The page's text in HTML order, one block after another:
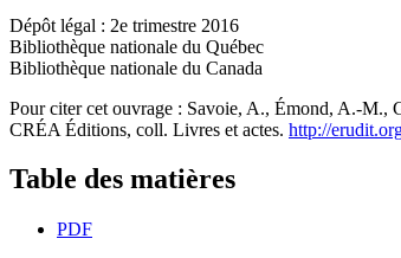
Dépôt légal : 2e trimestre 2016
Bibliothèque nationale du Québec
Bibliothèque nationale du Canada
Pour citer cet ouvrage : Savoie, A., Émond, A.-M.,
CRÉA Éditions, coll. Livres et actes. http://
Table des matières
PDF